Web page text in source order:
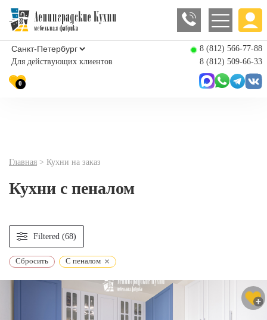
8 (812) 566-77-88
Для действующих клиентов
8 (812) 509-66-33
0
Главная > Кухни на заказ
Кухни с пеналом
Filtered (68)
Сбросить С пеналом ×